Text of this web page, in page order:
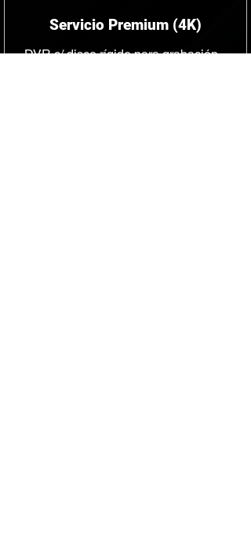
Servicio Premium (4K)
-DVR c/ disco rígido para grabación.